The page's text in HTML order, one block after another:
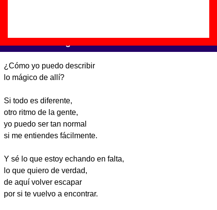
¿Cómo yo puedo describir
lo mágico de allí?
Si todo es diferente,
otro ritmo de la gente,
yo puedo ser tan normal
si me entiendes fácilmente.
Y sé lo que estoy echando en falta,
lo que quiero de verdad,
de aquí volver escapar
por si te vuelvo a encontrar.